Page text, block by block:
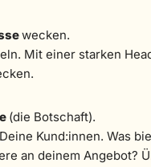
wecken.
Mit einer starken
(die Botschaft).
Kund:innen. Was
an deinem Angebot?